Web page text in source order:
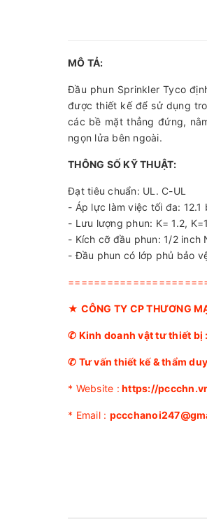
MÔ TẢ:
Đầu phun Sprinkler Tyco
được thiết kế để sử dụng
các bề mặt thẳng đứng,
ngọn lửa bên ngoài.
THÔNG SỐ KỸ THUẬT:
Đạt tiêu chuẩn: UL. C-UL
- Áp lực làm việc tối đa:
- Lưu lượng phun: K= 1.2,
- Kích cỡ đầu phun: 1/2 inch
- Đầu phun có lớp phủ bảo
★ CÔNG TY CP THƯƠNG
✆ Kinh doanh vật tư thiết bị :
✆ Tư vấn thiết kế & thẩm
* Website : https://
* Email :